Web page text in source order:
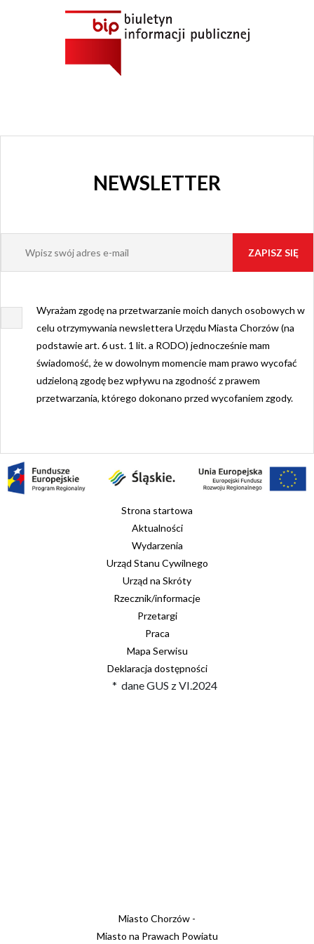
GRAJFKA
NEWSLETTER
Wyrażam zgodę na przetwarzanie moich danych osobowych w
celu otrzymywania newslettera Urzędu Miasta Chorzów (na
podstawie art. 6 ust. 1 lit. a RODO) jednocześnie mam
świadomość, że w dowolnym momencie mam prawo wycofać
udzieloną zgodę bez wpływu na zgodność z prawem
przetwarzania, którego dokonano przed wycofaniem zgody.
Strona startowa
Aktualności
Wydarzenia
Urząd Stanu Cywilnego
Urząd na Skróty
Rzecznik/informacje
Przetargi
Praca
Mapa Serwisu
Deklaracja dostępności
* dane GUS z VI.2024
Miasto Chorzów -
Miasto na Prawach Powiatu